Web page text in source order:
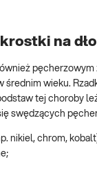
na
średnim wieku.
tej choroby
swędzących
nikiel, chrom,